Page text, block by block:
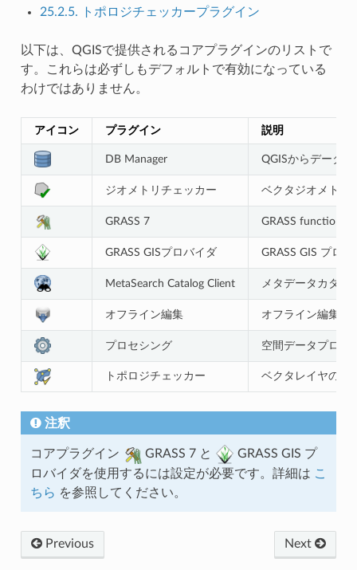
25.2.5. トポロジチェッカープラグイン
以下は、QGISで提供されるコアプラグインのリストで
す。これらは必ずしもデフォルトで有効になっている
わけではありません。
アイコン プラグイン 説明
DB Manager QGISからデータ
ジオメトリチェッカー ベクタジオメトリ
GRASS 7 GRASS
GRASS GISプロバイダ GRASS GIS プロ
MetaSearch Catalog Client メタデータカタロ
オフライン編集 オフライン編集と
プロセシング 空間データプロセ
トポロジチェッカー ベクタレイヤのト
注釈
コアプラグイン GRASS 7 と
GRASS GIS プ
ロバイダを使用するには設定が必要です。詳細は こ
ちら を参照してください。
Previous Next